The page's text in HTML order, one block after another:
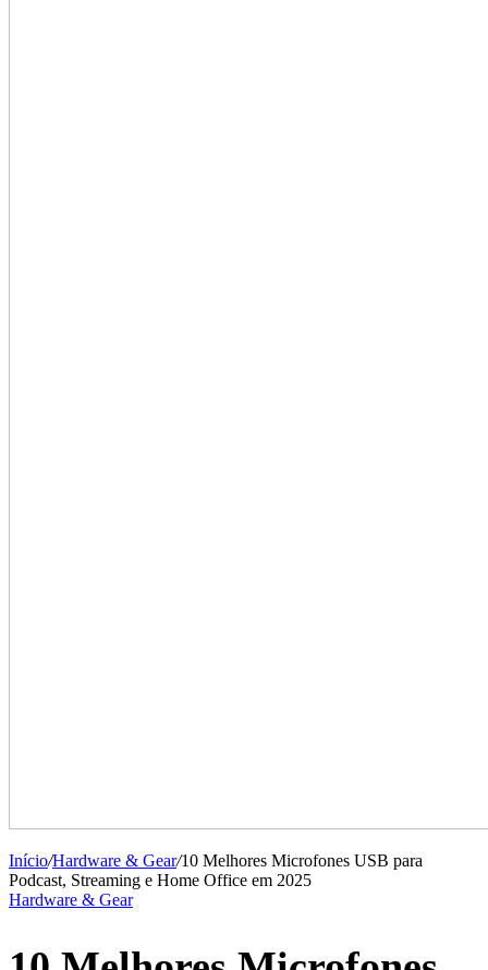
Início/Hardware & Gear/10 Melhores Microfones USB para
Podcast, Streaming e Home Office em 2025
Hardware & Gear